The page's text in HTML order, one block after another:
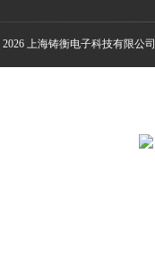
上海铸衡电子科技有限公